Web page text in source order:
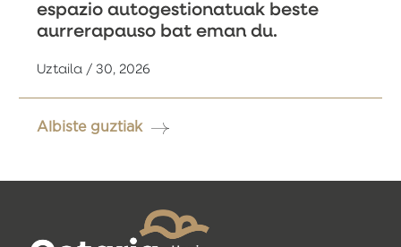
espazio autogestionatuak beste
aurrerapauso bat eman du.
Uztaila / 30, 2026
Albiste guztiak